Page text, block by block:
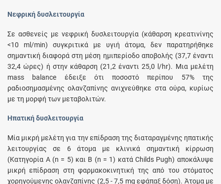
Νεφρική δυσλειτουργία
Σε ασθενείς με νεφρική δυσλειτουργία (κάθαρση κρεατινίνης
<10 ml/min) συγκριτικά με υγιή άτομα, δεν παρατηρήθηκε
σημαντική διαφορά στη μέση ημιπερίοδο αποβολής (37,7 έναντι
32,4 ώρες) ή στην κάθαρση (21,2 έναντι 25,0 l/hr). Μια μελέτη
mass balance έδειξε ότι ποσοστό περίπου 57% της
ραδιοσημασμένης ολανζαπίνης ανιχνεύθηκε στα ούρα, κυρίως
με τη μορφή των μεταβολιτών.
Ηπατική δυσλειτουργία
Μία μικρή μελέτη για την επίδραση της διαταραγμένης ηπατικής
λειτουργίας σε 6 άτομα με κλινικά σημαντική κίρρωση
(Κατηγορία A (n = 5) και B (n = 1) κατά Childs Pugh) αποκάλυψε
μικρή επίδραση στη φαρμακοκινητική της από του στόματος
χορηγούμενης ολανζαπίνης (2,5 - 7,5 mg εφάπαξ δόση). Άτομα με